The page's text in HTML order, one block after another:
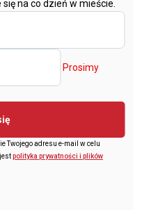
na co dzień w mieście.
Prosimy
Twojego adresu e-mail w celu
polityka prywatności i plików